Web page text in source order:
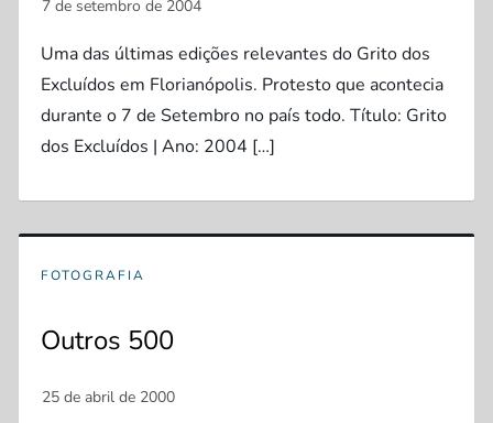
Uma das últimas edições relevantes do Grito dos
Excluídos em Florianópolis. Protesto que acontecia
durante o 7 de Setembro no país todo. Título: Grito
dos Excluídos | Ano: 2004 […]
FOTOGRAFIA
Outros 500